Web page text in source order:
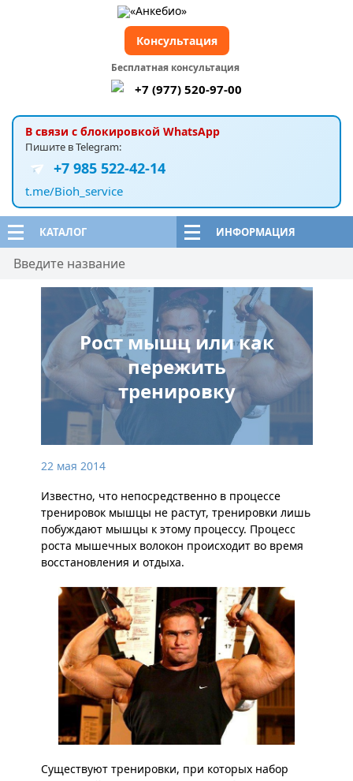
КАТАЛОГ ИНФОРМАЦИЯ
В связи с блокировкой WhatsApp
Пишите в Telegram:
+7 985 522-42-14
t.me/Bioh_service
Бесплатная консультация
+7 (977) 520-97-00
Консультация
Рост мышц или как
пережить
тренировку
22 мая 2014
Известно, что непосредственно в процессе
тренировок мышцы не растут, тренировки лишь
побуждают мышцы к этому процессу. Процесс
роста мышечных волокон происходит во время
восстановления и отдыха.
Существуют тренировки, при которых набор